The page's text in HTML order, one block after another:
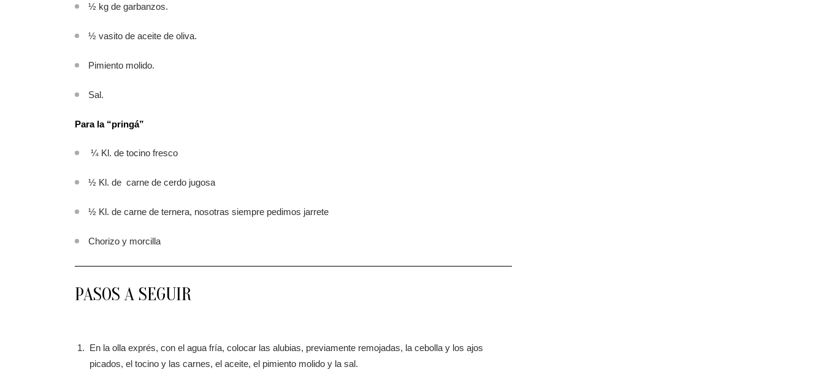
½ kg de garbanzos.
½ vasito de aceite de oliva.
Pimiento molido.
Sal.
Para la “pringá”
¼ Kl. de tocino fresco
½ Kl. de carne de cerdo jugosa
½ Kl. de carne de ternera, nosotras siempre pedimos jarrete
Chorizo y morcilla
PASOS A SEGUIR
En la olla exprés, con el agua fría, colocar las alubias, previamente remojadas, la cebolla y los ajos
picados, el tocino y las carnes, el aceite, el pimiento molido y la sal.